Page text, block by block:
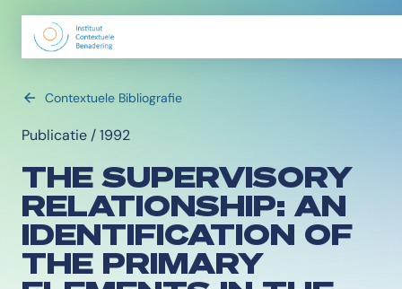
Contextuele Bibliografie
Publicatie / 1992
THE SUPERVISORY
RELATIONSHIP: AN
IDENTIFICATION OF
THE PRIMARY